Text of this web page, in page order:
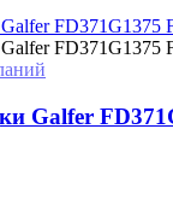
Galfer